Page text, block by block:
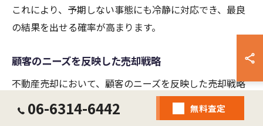
これにより、予期しない事態にも冷静に対応でき、最良
の結果を出せる確率が高まります。
顧客のニーズを反映した売却戦略
不動産売却において、顧客のニーズを反映した売却戦略
を立てることは、成功への道筋を描く重要なステップで
す。特に大阪市のような多様性に富んだ市場では、顧客
06-6314-6442 無料査定